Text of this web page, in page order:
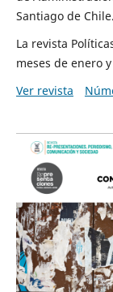
Santiago de Chile.
La revista
meses de enero
Ver revista